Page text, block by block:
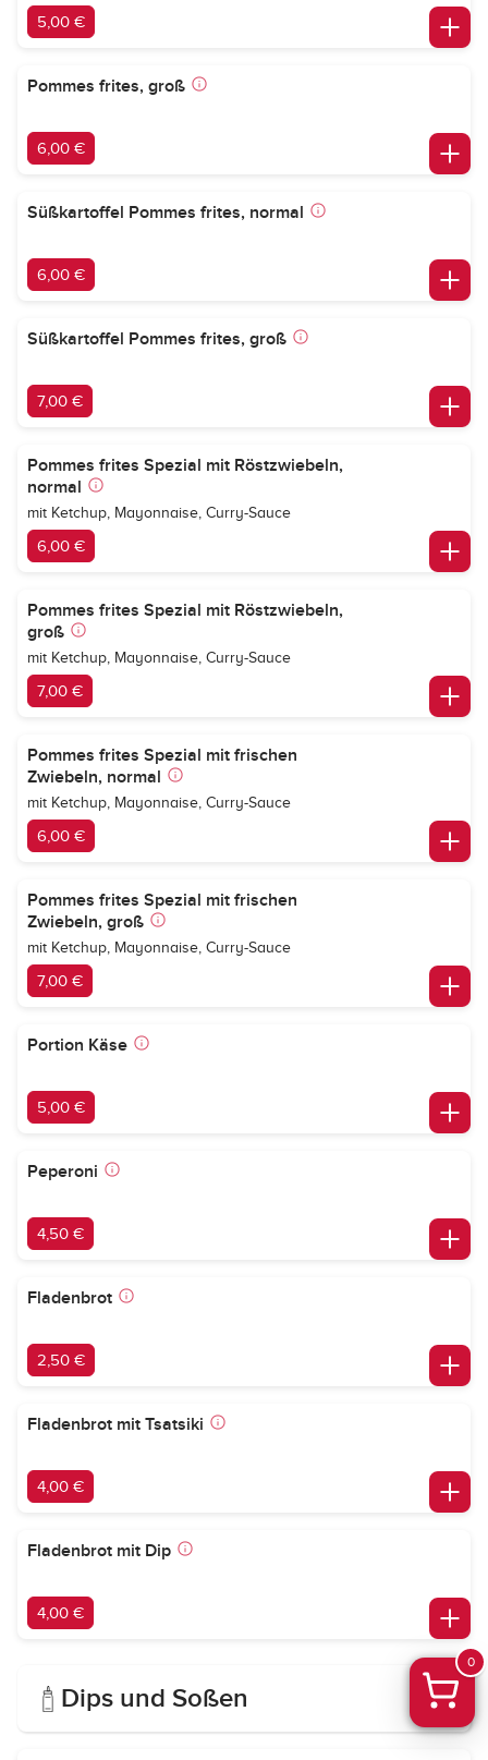
5,00 €
Pommes frites, groß
6,00 €
Süßkartoffel Pommes frites, normal
6,00 €
Süßkartoffel Pommes frites, groß
7,00 €
Pommes frites Spezial mit Röstzwiebeln,
normal
mit Ketchup, Mayonnaise, Curry-Sauce
6,00 €
Pommes frites Spezial mit Röstzwiebeln,
groß
mit Ketchup, Mayonnaise, Curry-Sauce
7,00 €
Pommes frites Spezial mit frischen
Zwiebeln, normal
mit Ketchup, Mayonnaise, Curry-Sauce
6,00 €
Pommes frites Spezial mit frischen
Zwiebeln, groß
mit Ketchup, Mayonnaise, Curry-Sauce
7,00 €
Portion Käse
5,00 €
Peperoni
4,50 €
Fladenbrot
2,50 €
Fladenbrot mit Tsatsiki
4,00 €
Fladenbrot mit Dip
4,00 €
Dips und Soßen
0